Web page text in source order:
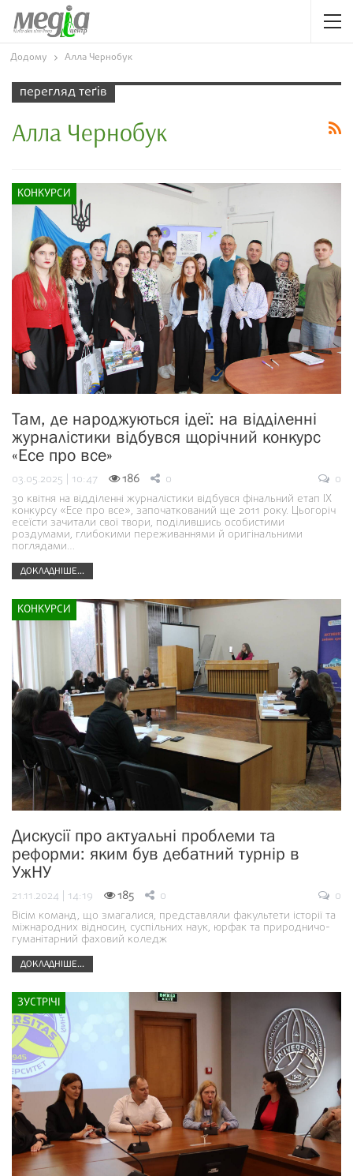
Додому Алла Чернобук
перегляд теґів
Алла Чернобук
КОНКУРСИ
Там, де народжуються ідеї: на відділенні
журналістики відбувся щорічний конкурс
«Есе про все»
03.05.2025 | 10:47 186 0
0
30 квітня на відділенні журналістики відбувся фінальний етап ІХ
конкурсу «Есе про все», започаткований ще 2011 року. Цьогоріч
есеїсти зачитали свої твори, поділившись особистими
роздумами, глибокими переживаннями й оригінальними
поглядами…
ДОКЛАДНІШЕ...
КОНКУРСИ
Дискусії про актуальні проблеми та
реформи: яким був дебатний турнір в
УжНУ
21.11.2024 | 14:19 185 0
0
Вісім команд, що змагалися, представляли факультети історії та
міжнародних відносин, суспільних наук, юрфак та природничо-
гуманітарний фаховий коледж
ДОКЛАДНІШЕ...
ЗУСТРІЧІ